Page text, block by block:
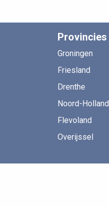
Provincies
Groningen
Friesland
Drenthe
Noord-Holland
Flevoland
Overijssel